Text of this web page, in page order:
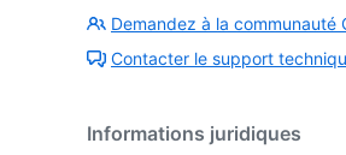
Demandez à la communauté
Contacter le support
Informations juridiques